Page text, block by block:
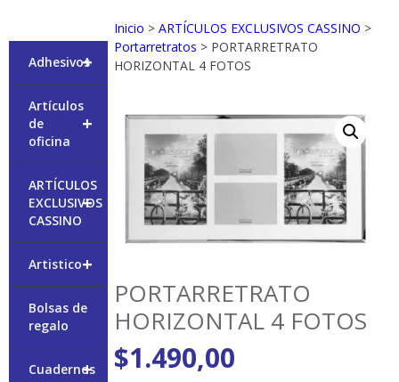
Inicio >ARTÍCULOS EXCLUSIVOS CASSINO >
Portarretratos > PORTARRETRATO
HORIZONTAL 4 FOTOS
PORTARRETRATO
HORIZONTAL 4 FOTOS
$1.490,00
+
Adhesivos
+
Artículos
de
oficina
+
ARTÍCULOS
EXCLUSIVOS
CASSINO
+
Artistico
Bolsas de
regalo
+
Cuadernos